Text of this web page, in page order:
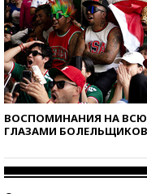
ВОСПОМИНАНИЯ НА
ГЛАЗАМИ БОЛЕЛЬЩИКОВ